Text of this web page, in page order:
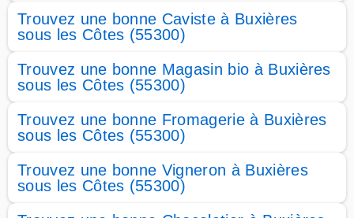
Trouvez une bonne Caviste à Buxières
sous les Côtes (55300)
Trouvez une bonne Magasin bio à Buxières
sous les Côtes (55300)
Trouvez une bonne Fromagerie à Buxières
sous les Côtes (55300)
Trouvez une bonne Vigneron à Buxières
sous les Côtes (55300)